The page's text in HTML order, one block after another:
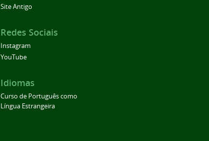
Site Antigo
Redes Sociais
Instagram
YouTube
Idiomas
Curso de Português como
Língua Estrangeira